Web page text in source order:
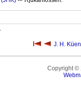
J. H.
Copyright ©